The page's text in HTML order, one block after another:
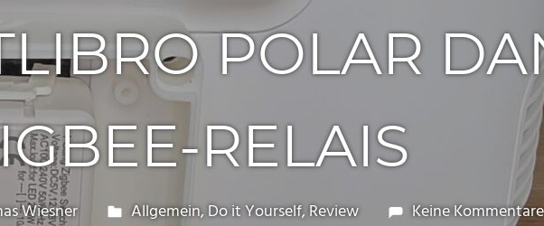
POLAR
RELAIS
Wiesner Allgemein,Do it Yourself,Review Keine Kommentare